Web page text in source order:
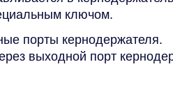
ключом.
порты кернодержателя.
выходной порт